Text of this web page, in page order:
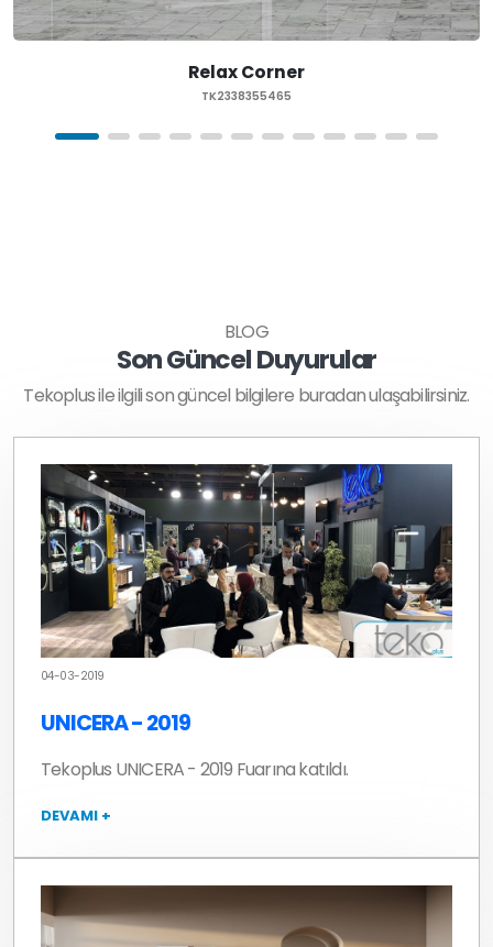
Relax Corner
TK2338355465
BLOG
Son Güncel Duyurular
Tekoplus ile ilgili son güncel bilgilere buradan ulaşabilirsiniz.
04-03-2019
UNICERA - 2019
Tekoplus UNICERA - 2019 Fuarına katıldı.
DEVAMI +